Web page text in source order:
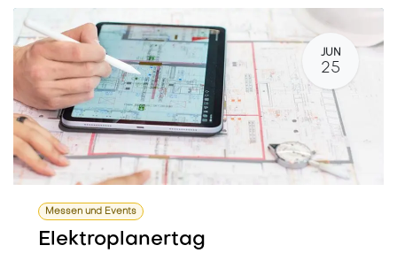
JUN
25
Messen und Events
Elektroplanertag